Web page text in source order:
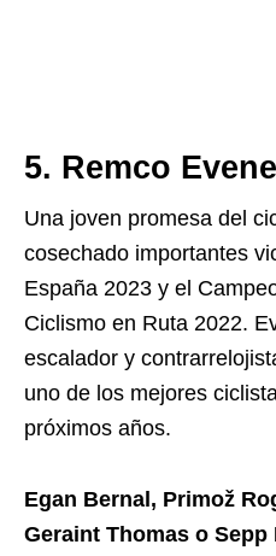
5. Remco
Una joven promesa del
cosechado importantes
España 2023 y el
Ciclismo en Ruta 2022.
escalador y
uno de los mejores
próximos años.
Egan Bernal, Primož
Geraint Thomas o